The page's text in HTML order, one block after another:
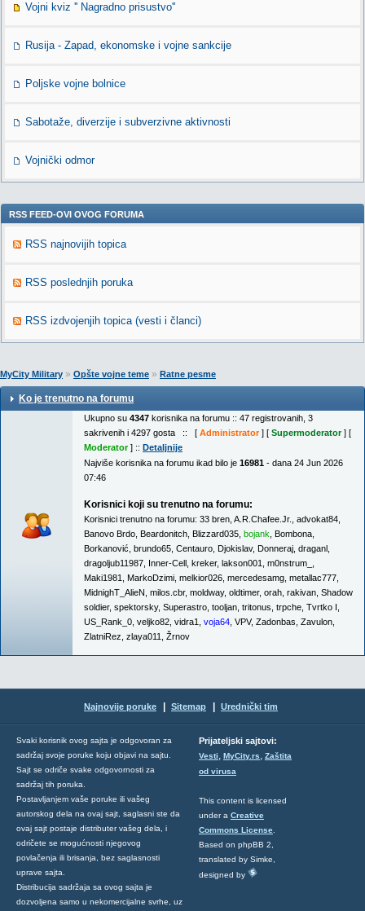
Vojni kviz '' Nagradno prisustvo''
Rusija - Zapad, ekonomske i vojne sankcije
Poljske vojne bolnice
Sabotaže, diverzije i subverzivne aktivnosti
Vojnički odmor
RSS FEED-OVI OVOG FORUMA
RSS najnovijih topica
RSS poslednjih poruka
RSS izdvojenjih topica (vesti i članci)
MyCity Military » Opšte vojne teme » Ratne pesme
Ko je trenutno na forumu
Ukupno su 4347 korisnika na forumu :: 47 registrovanih, 3
sakrivenih i 4297 gosta :: [ Administrator] [ Supermoderator] [
Moderator] :: Detaljnije
Najviše korisnika na forumu ikad bilo je 16981 - dana 24 Jun 2026
07:46
Korisnici koji su trenutno na forumu:
Korisnici trenutno na forumu: 33 bren A.R.Chafee.Jr. advokat84
Banovo Brdo Beardonitch Blizzard035 bojank Bombona
Borkanović brundo65 Centauro Djokislav, Donneraj draganl
dragoljub11987 Inner-Cell kreker, lakson001 m0nstrum_
Maki1981
MarkoDzimi melkior026 mercedesamg metallac777
MidnighT_AlieN milos.cbr, moldway, oldtimer, orah rakivan Shadow
soldier, spektorsky, Superastro tooljan tritonus trpche Tvrtko I
US_Rank_0 veljko82 vidra1 voja64 VPV, Zadonbas Zavulon
ZlatniRez zlaya011 Žrnov
Najnovije poruke Sitemap Urednički tim
Svaki korisnik ovog sajta je odgovoran za
sadržaj svoje poruke koju objavi na sajtu.
Sajt se odriče svake odgovornosti za
sadržaj tih poruka.
Postavljanjem vaše poruke ili vašeg
autorskog dela na ovaj sajt, saglasni ste da
ovaj sajt postaje distributer vašeg dela, i
odričete se mogućnosti njegovog
povlačenja ili brisanja, bez saglasnosti
uprave sajta.
Distribucija sadržaja sa ovog sajta je
dozvoljena samo u nekomercijalne svrhe, uz
Prijateljski sajtovi:
Vesti, MyCity.rs, Zaštita
od virusa
This content is licensed
under a Creative
Commons License
Based on phpBB 2,
translated by Simke,
designed by